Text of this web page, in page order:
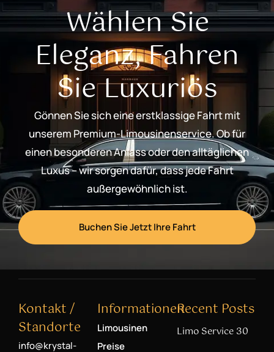
Wählen Sie
Eleganz, Fahren
Sie Luxuriös
Gönnen Sie sich eine erstklassige Fahrt mit
unserem Premium-Limousinenservice. Ob für
einen besonderen Anlass oder den alltäglichen
Luxus – wir sorgen dafür, dass jede Fahrt
außergewöhnlich ist.
Buchen Sie Jetzt Ihre Fahrt
Kontakt /
Standorte
info@krystal-
Informationen
Limousinen
Preise
Recent Posts
Limo Service 30